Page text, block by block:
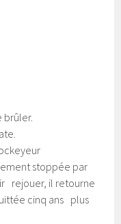
brûler.
stoppée par
rejouer, il retourne
cinq ans plus